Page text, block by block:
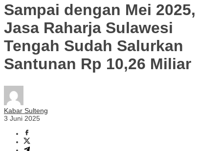
Sampai dengan Mei 2025,
Jasa Raharja Sulawesi
Tengah Sudah Salurkan
Santunan Rp 10,26 Miliar
Kabar Sulteng
3 Juni 2025